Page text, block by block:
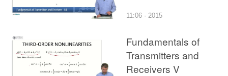
11:06 · 2015
Fundamentals of
Transmitters and
Receivers V